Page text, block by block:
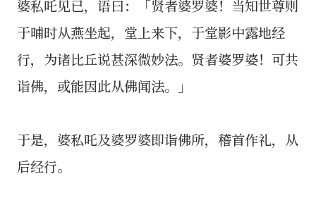
婆私吒见已，语曰：「贤者婆罗婆！当知世尊则
于晡时从燕坐起，堂上来下，于堂影中露地经
行，为诸比丘说甚深微妙法。贤者婆罗婆！可共
诣佛，或能因此从佛闻法。」
于是，婆私吒及婆罗婆即诣佛所，稽首作礼，从
后经行。